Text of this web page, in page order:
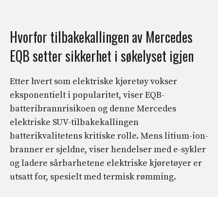
Hvorfor tilbakekallingen av Mercedes
EQB setter sikkerhet i søkelyset igjen
Etter hvert som elektriske kjøretøy vokser
eksponentielt i popularitet, viser EQB-
batteribrannrisikoen og denne Mercedes
elektriske SUV-tilbakekallingen
batterikvalitetens kritiske rolle. Mens litium-ion-
branner er sjeldne, viser hendelser med e-sykler
og ladere sårbarhetene elektriske kjøretøyer er
utsatt for, spesielt med termisk rømming.